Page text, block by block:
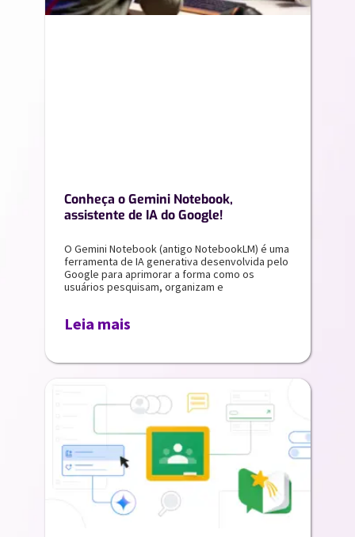
Conheça o Gemini Notebook,
assistente de IA do Google!
O Gemini Notebook (antigo NotebookLM) é uma
ferramenta de IA generativa desenvolvida pelo
Google para aprimorar a forma como os
usuários pesquisam, organizam e
Leia mais